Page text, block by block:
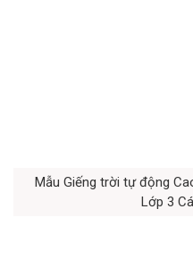
Mẫu Giếng trời tự động
Lớp 3